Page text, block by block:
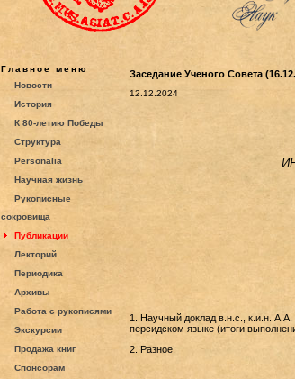
Главное меню
Новости
История
К 80-летию Победы
Структура
Personalia
Научная жизнь
Рукописные
сокровища
Публикации
Лекторий
Периодика
Архивы
Работа с рукописями
Экскурсии
Продажа книг
Спонсорам
Заседание Ученого Совета
12.12.2024
1.
Научный доклад в.н.с., к.и.н.
персидском языке (итоги
2. Разное.